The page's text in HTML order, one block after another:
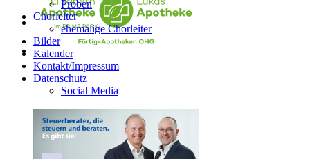
Proben
Chorleiter
ehemalige Chorleiter
Bilder
Kalender
Kontakt/Impressum
Datenschutz
Social Media